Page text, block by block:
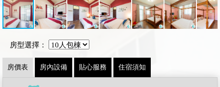
房型選擇：
房價表 房內設備 貼心服務 住宿須知